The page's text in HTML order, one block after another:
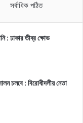
সর্বাধিক পঠিত
: ঢাকার তীব্র ক্ষোভ
চলবে : বিরোধীদলীয় নেতা